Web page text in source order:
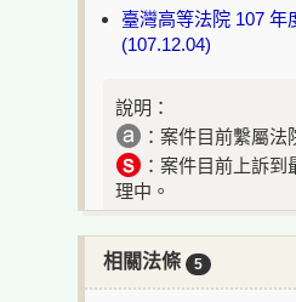
臺灣高等法院 107 年
(107.12.04)
說明：
：案件目前繫屬法
：案件目前上訴
理中。
相關法條 5